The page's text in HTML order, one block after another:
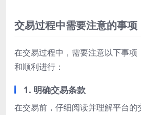
交易过程中需要注意的事项
在交易过程中，需要注意以下事项
和顺利进行：
1. 明确交易条款
在交易前，仔细阅读并理解平台的